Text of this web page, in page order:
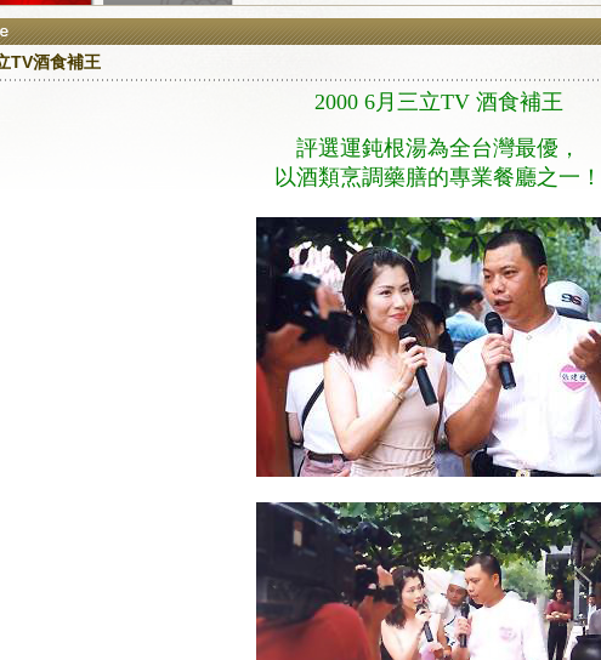
TV酒食補王
2000 6月三立TV 酒食補王
評選運鈍根湯為全台灣最優，
以酒類烹調藥膳的專業餐廳之一！